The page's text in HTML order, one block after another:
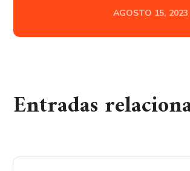
AGOSTO 15, 2023
Entradas